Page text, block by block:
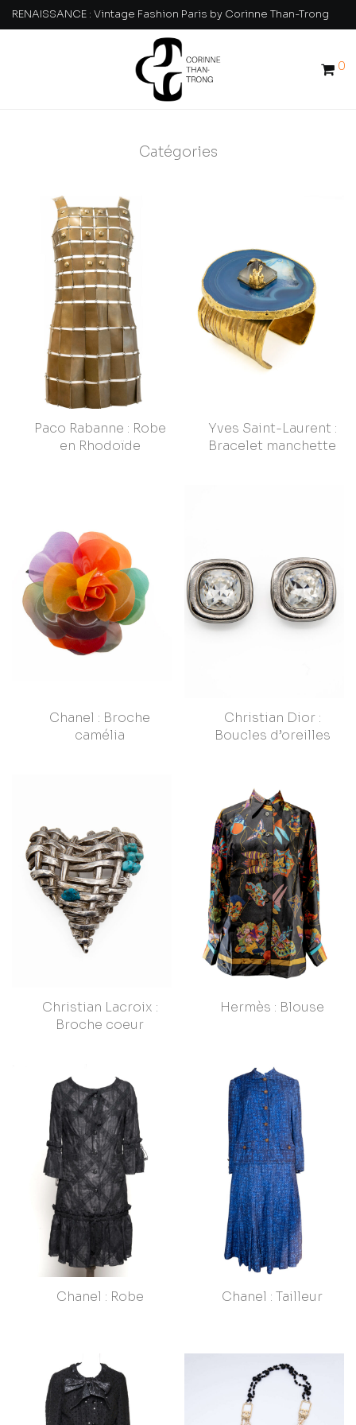
RENAISSANCE : Vintage Fashion Paris by Corinne Than-Trong
0
Catégories
Paco Rabanne : Robe
en Rhodoïde
Yves Saint-Laurent :
Bracelet manchette
Chanel : Broche
camélia
Christian Dior :
Boucles d’oreilles
Christian Lacroix :
Broche coeur
Hermès : Blouse
Chanel : Robe Chanel : Tailleur